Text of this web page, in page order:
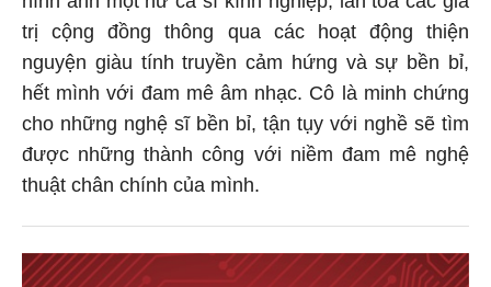
trị cộng đồng thông qua các hoạt động thiện
nguyện giàu tính truyền cảm hứng và sự bền bỉ,
hết mình với đam mê âm nhạc. Cô là minh chứng
cho những nghệ sĩ bền bỉ, tận tụy với nghề sẽ tìm
được những thành công với niềm đam mê nghệ
thuật chân chính của mình.